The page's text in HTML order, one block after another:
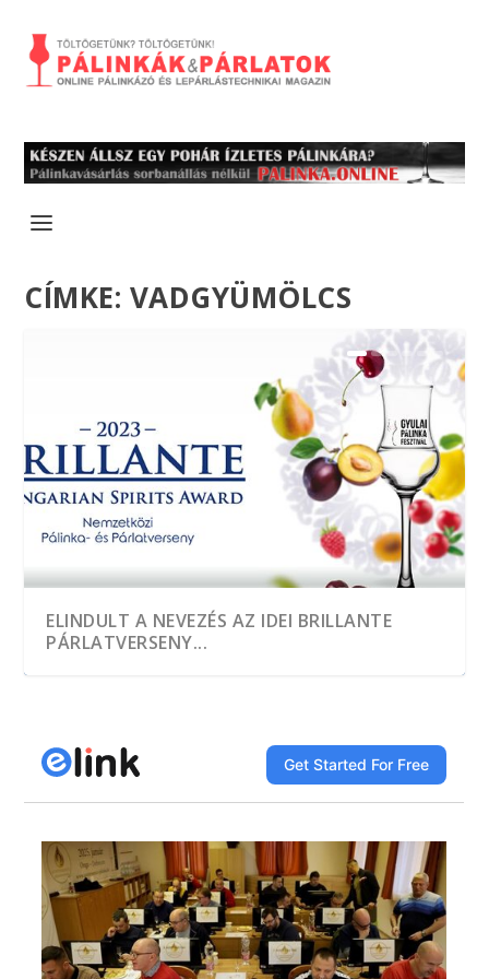
CÍMKE: VADGYÜMÖLCS
ELINDULT A NEVEZÉS AZ IDEI BRILLANTE
PÁRLATVERSENY...
A HEGYKŐI 1 CSEPP PÁLINKAMANUFAKTÚRA
TÖBB, MINT EZER MINTÁT KÓSTOLTAK A
A JÓ PÁLINKA GAZDASÁGI ÉRTÉK
DÍJNYERTES PÁLINKA NINCS ALKOTÁS ÉS
A GYÜMÖLCS LEGJAVÁT ZÁRJÁK BE AZ